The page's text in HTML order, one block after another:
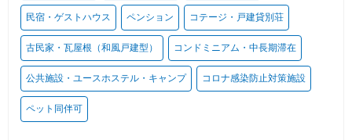
民宿・ゲストハウス ペンション コテージ・戸建貸別荘
古民家・瓦屋根（和風戸建型） コンドミニアム・中長期滞在
公共施設・ユースホステル・キャンプ コロナ感染防止対策施設
ペット同伴可